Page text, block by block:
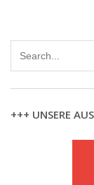
+++ UNSERE